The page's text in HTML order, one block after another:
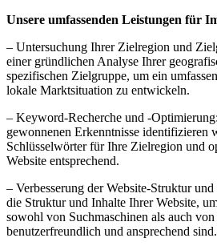
Unsere umfassenden Leistungen für
– Untersuchung Ihrer Zielregion und
einer gründlichen Analyse Ihrer
spezifischen Zielgruppe, um ein
lokale Marktsituation zu entwickeln.
– Keyword-Recherche und -
gewonnenen Erkenntnisse identifizieren
Schlüsselwörter für Ihre Zielregion und
Website entsprechend.
– Verbesserung der Website-Struktur
die Struktur und Inhalte Ihrer Website,
sowohl von Suchmaschinen als auch
benutzerfreundlich und ansprechend sind.